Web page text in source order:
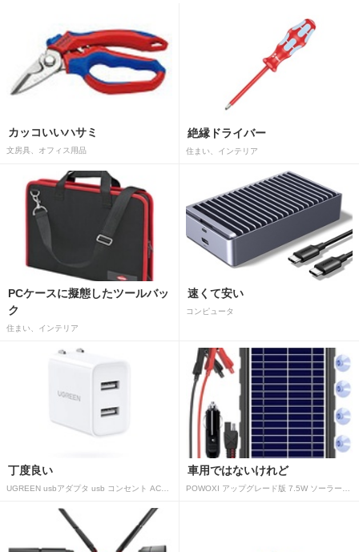
カッコいいハサミ
文房具、オフィス用品
絶縁ドライバー
住まい、インテリア
PCケースに擬態したツールバッ
ク
住まい、インテリア
速くて安い
コンピュータ
丁度良い 車用ではないけれど
POWOXI アップグレード版 7.5W ソーラーバッテリートリクルチャージャーメンテナー 12V ポータブル防水ソーラーパネル トリクル充電キット 車、自動車、オートバイ、ボート、マリン、RV、トレーラー、スノーモービルなど用